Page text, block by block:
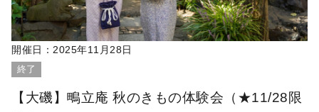
開催日： 2025年11月28日
終了
【大磯】鴫立庵 秋のきもの体験会（★11/28限